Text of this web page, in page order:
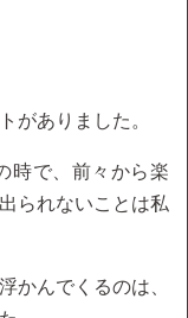
がありました。
時で、前々から楽
られないことは私
かんでくるのは、